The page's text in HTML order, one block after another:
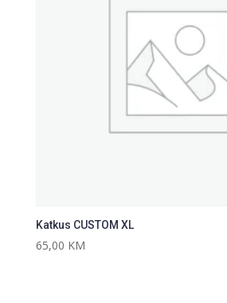
Katkus CUSTOM XL
65,00 KM